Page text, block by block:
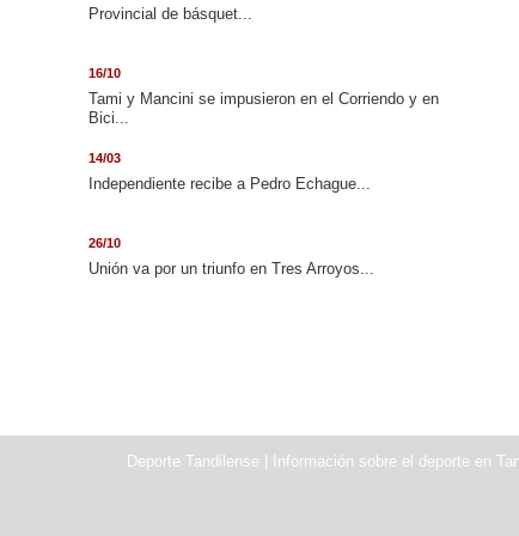
Provincial de básquet...
16/10
Tami y Mancini se impusieron en el Corriendo y en
Bici...
14/03
Independiente recibe a Pedro Echague...
26/10
Unión va por un triunfo en Tres Arroyos...
Deporte Tandilense | Información sobre el deporte en